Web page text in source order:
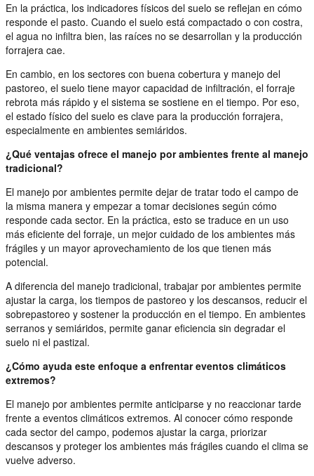
En la práctica, los indicadores físicos del suelo se reflejan en cómo
responde el pasto. Cuando el suelo está compactado o con costra,
el agua no infiltra bien, las raíces no se desarrollan y la producción
forrajera cae.
En cambio, en los sectores con buena cobertura y manejo del
pastoreo, el suelo tiene mayor capacidad de infiltración, el forraje
rebrota más rápido y el sistema se sostiene en el tiempo. Por eso,
el estado físico del suelo es clave para la producción forrajera,
especialmente en ambientes semiáridos.
¿Qué ventajas ofrece el manejo por ambientes frente al manejo
tradicional?
El manejo por ambientes permite dejar de tratar todo el campo de
la misma manera y empezar a tomar decisiones según cómo
responde cada sector. En la práctica, esto se traduce en un uso
más eficiente del forraje, un mejor cuidado de los ambientes más
frágiles y un mayor aprovechamiento de los que tienen más
potencial.
A diferencia del manejo tradicional, trabajar por ambientes permite
ajustar la carga, los tiempos de pastoreo y los descansos, reducir el
sobrepastoreo y sostener la producción en el tiempo. En ambientes
serranos y semiáridos, permite ganar eficiencia sin degradar el
suelo ni el pastizal.
¿Cómo ayuda este enfoque a enfrentar eventos climáticos
extremos?
El manejo por ambientes permite anticiparse y no reaccionar tarde
frente a eventos climáticos extremos. Al conocer cómo responde
cada sector del campo, podemos ajustar la carga, priorizar
descansos y proteger los ambientes más frágiles cuando el clima se
vuelve adverso.